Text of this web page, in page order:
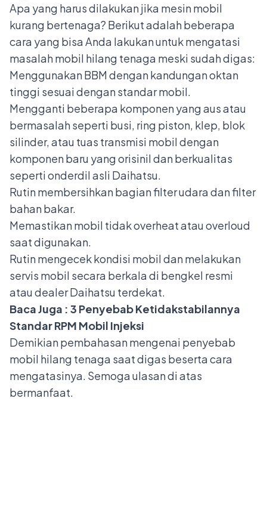
Apa yang harus dilakukan jika mesin mobil
kurang bertenaga? Berikut adalah beberapa
cara yang bisa Anda lakukan untuk mengatasi
masalah mobil hilang tenaga meski sudah digas:
Menggunakan BBM dengan kandungan oktan
tinggi sesuai dengan standar mobil.
Mengganti beberapa komponen yang aus atau
bermasalah seperti busi, ring piston, klep, blok
silinder, atau tuas transmisi mobil dengan
komponen baru yang orisinil dan berkualitas
seperti onderdil asli Daihatsu.
Rutin membersihkan bagian filter udara dan filter
bahan bakar.
Memastikan mobil tidak overheat atau overloud
saat digunakan.
Rutin mengecek kondisi mobil dan melakukan
servis mobil secara berkala di bengkel resmi
atau dealer Daihatsu terdekat.
Baca Juga : 3 Penyebab Ketidakstabilannya
Standar RPM Mobil Injeksi
Demikian pembahasan mengenai penyebab
mobil hilang tenaga saat digas beserta cara
mengatasinya. Semoga ulasan di atas
bermanfaat.